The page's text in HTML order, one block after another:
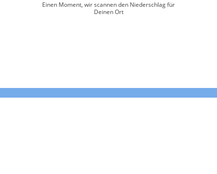
Einen Moment, wir scannen den Niederschlag für
Deinen Ort